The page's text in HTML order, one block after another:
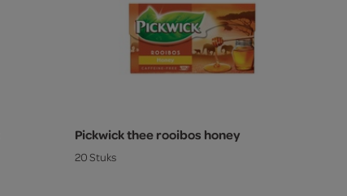
Pickwick thee rooibos honey
20 Stuks